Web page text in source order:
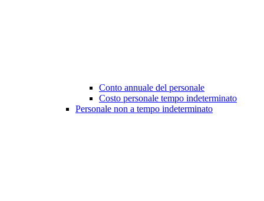
Conto annuale del personale
Costo personale tempo indeterminato
Personale non a tempo indeterminato